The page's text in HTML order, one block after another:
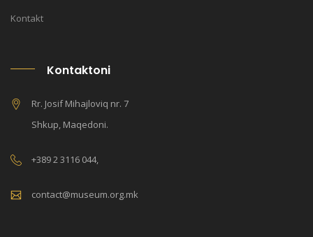
Kontakt
Kontaktoni
Rr. Josif Mihajloviq nr. 7
Shkup, Maqedoni.
+389 2 3116 044,
contact@museum.org.mk